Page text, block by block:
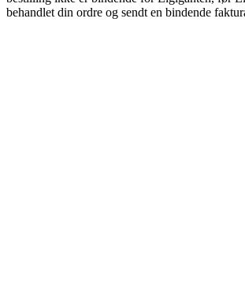
behandlet din ordre og sendt en bindende